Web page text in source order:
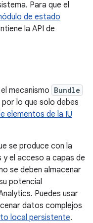
Para que el
de estado
la API de
mecanismo Bundle
lo que solo debes
elementos de la IU
se produce con la
y el acceso a capas de
se deben almacenar
potencial
Puedes usar
datos complejos
local persistente.